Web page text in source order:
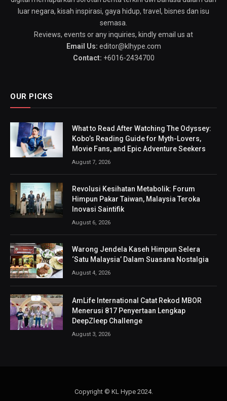
luar negara, kisah inspirasi, gaya hidup, travel, bisnes dan isu
semasa.
Reviews, events or any inquiries, kindly email us at
Email Us: editor@klhype.com
Contact: +6016-2434700
OUR PICKS
What to Read After Watching The Odyssey:
Kobo’s Reading Guide for Myth-Lovers,
Movie Fans, and Epic Adventure Seekers
August 7, 2026
Revolusi Kesihatan Metabolik: Forum
Himpun Pakar Taiwan, Malaysia Teroka
Inovasi Saintifik
August 6, 2026
Warong Jendela Kaseh Himpun Selera
‘Satu Malaysia’ Dalam Suasana Nostalgia
August 4, 2026
AmLife International Catat Rekod MBOR
Menerusi 817 Penyertaan Lengkap
DeepZleep Challenge
August 3, 2026
Copyright © KL Hype 2024.